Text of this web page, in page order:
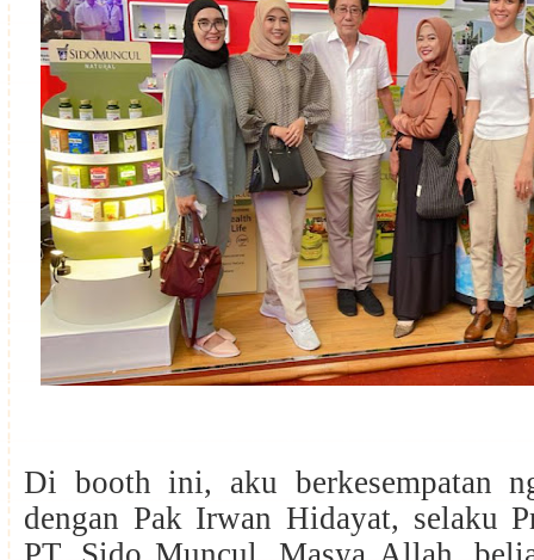
Di booth ini, aku berkesempatan
dengan Pak Irwan Hidayat, selaku